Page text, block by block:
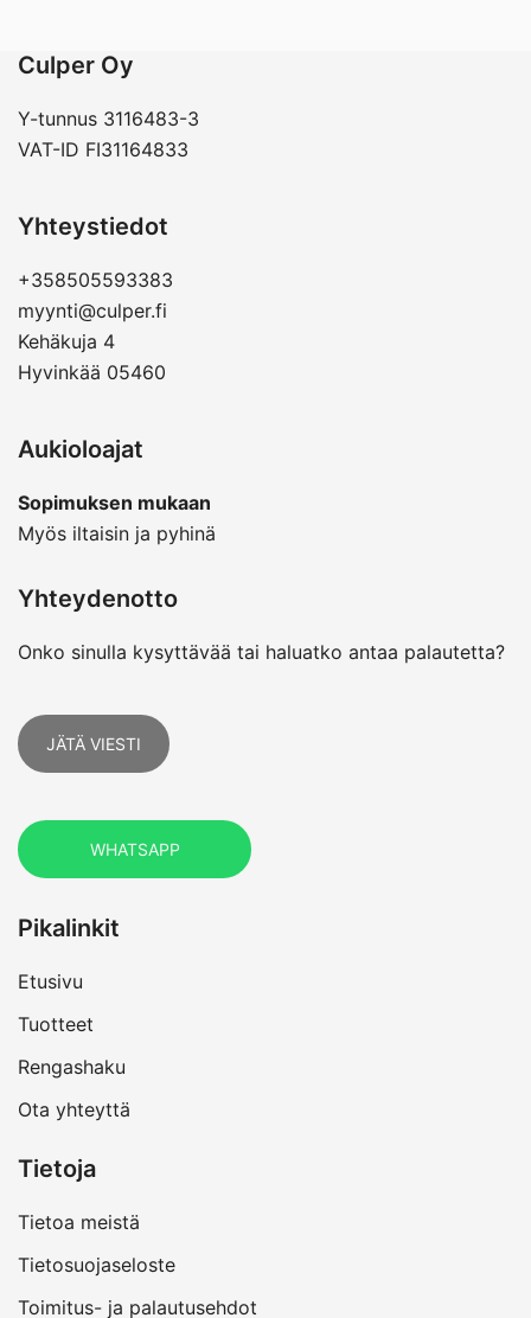
Culper Oy
Y-tunnus 3116483-3
VAT-ID FI31164833
Yhteystiedot
+358505593383
myynti@culper.fi
Kehäkuja 4
Hyvinkää 05460
Aukioloajat
Sopimuksen mukaan
Myös iltaisin ja pyhinä
Yhteydenotto
Onko sinulla kysyttävää tai haluatko antaa palautetta?
JÄTÄ VIESTI
WHATSAPP
Pikalinkit
Etusivu
Tuotteet
Rengashaku
Ota yhteyttä
Tietoja
Tietoa meistä
Tietosuojaseloste
Toimitus- ja palautusehdot